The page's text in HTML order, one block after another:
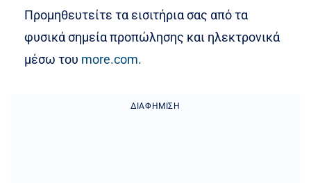
Προμηθευτείτε τα εισιτήρια σας από τα
φυσικά σημεία προπώλησης και ηλεκτρονικά
μέσω του more.com.
ΔΙΑΦΉΜΙΣΗ